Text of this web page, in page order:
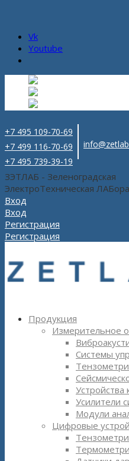
Vk
Youtube
+7 495 109-70-69
+7 499 116-70-69
+7 495 739-39-19
ЗЭТЛАБ - Зеленоградская
ЭлектроТехническая
Вход
Вход
Регистрация
Регистрация
Продукция
Измерительное
Системы
Устройства
Усилители
Модули
Цифровые